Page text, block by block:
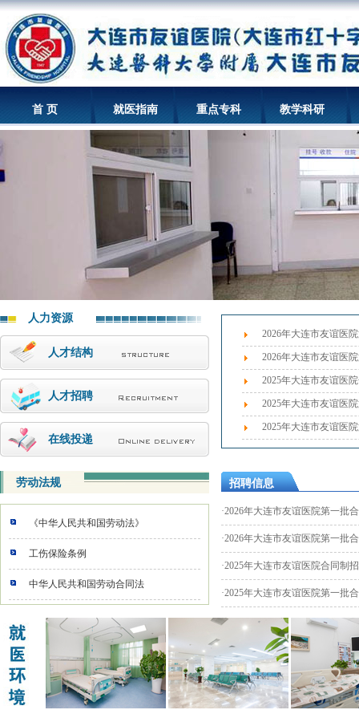
首 页 就医指南 重点专科 教学科研
人力资源
人才结构
人才招聘
在线投递
劳动法规
《中华人民共和国劳动法》
工伤保险条例
中华人民共和国劳动合同法
2026年大连市友谊医
2026年大连市友谊医
2025年大连市友谊医
2025年大连市友谊医
2025年大连市友谊医
招聘信息
·2026年大连市友谊医院第一批
·2026年大连市友谊医院第一批
·2025年大连市友谊医院合同制
·2025年大连市友谊医院第一批